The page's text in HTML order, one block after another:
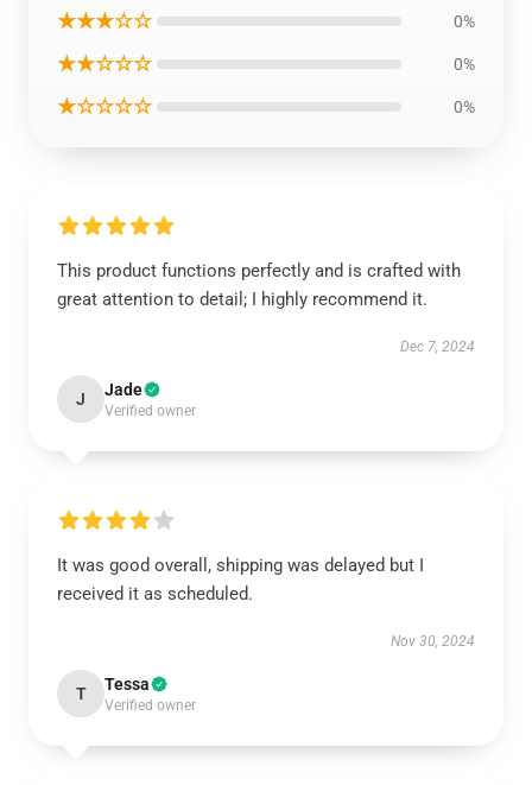
★★★☆☆ 0%
★★☆☆☆ 0%
★☆☆☆☆ 0%
This product functions perfectly and is crafted with
great attention to detail; I highly recommend it.
Dec 7, 2024
J Jade
Verified owner
It was good overall, shipping was delayed but I
received it as scheduled.
Nov 30, 2024
T Tessa
Verified owner